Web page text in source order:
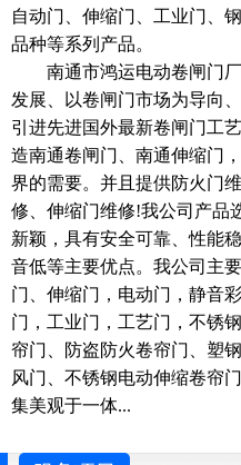
自动门、伸缩门、工业门、
品种等系列产品。
南通市鸿运电动卷闸门厂
发展、以卷闸门市场为导向
引进先进国外最新卷闸门工
造南通卷闸门、南通伸缩门
界的需要。并且提供防火门
修、伸缩门维修!我公司产品
新颖，具有安全可靠、性能
音低等主要优点。我公司主
门、伸缩门，电动门，静音
门，工业门，工艺门，不锈
帘门、防盗防火卷帘门、塑
风门、不锈钢电动伸缩卷帘
集美观于一体...